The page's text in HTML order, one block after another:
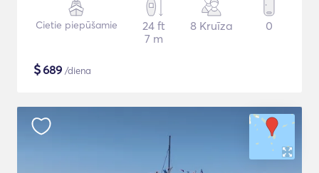
Cietie piepūšamie
24 ft
7 m
8 Kruīza 0
$689 /diena